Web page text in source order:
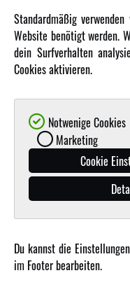
AMXRacing - Qualitäts RC-
Amewi Construction -
Malinos - Die kreative
Werden Sie Amewi Händler
© Copyright 2019 - 2026 Amewi
Standardmäßig
Website benötigt werden.
dein Surfverhalten
Cookies aktivieren.
Notwenige Cookies
Marketing
Cookie
Du kannst die
im Footer bearbeiten.